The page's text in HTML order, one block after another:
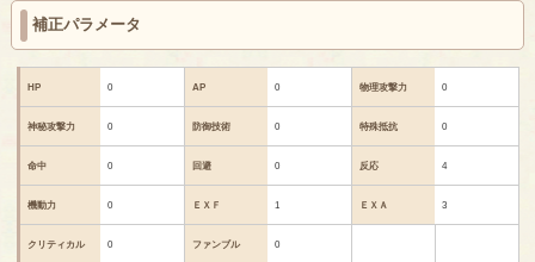
補正パラメータ
HP 0 AP 0 物理攻撃力 0
神秘攻撃力 0 防御技術 0 特殊抵抗 0
命中 0 回避 0 反応 4
機動力 0 ＥＸＦ 1 ＥＸＡ 3
クリティカル 0 ファンブル 0